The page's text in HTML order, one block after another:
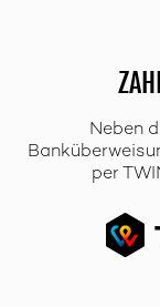
Neben
per